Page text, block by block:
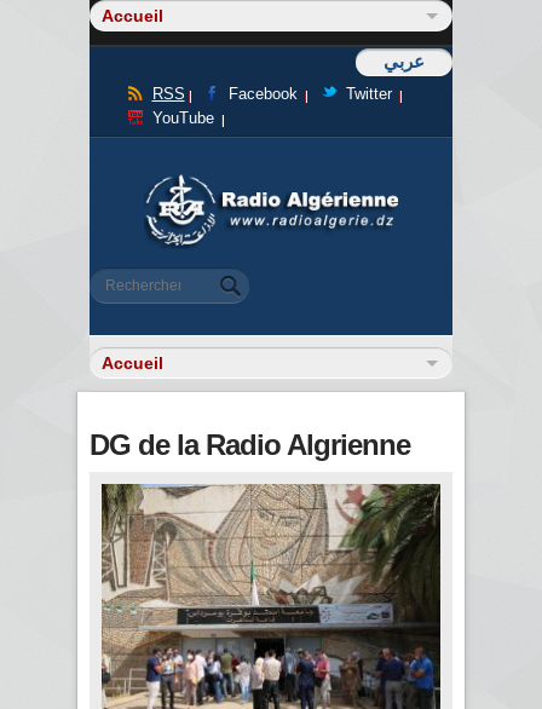
عربي
RSS Facebook
Twitter
YouTube
Formulaire de recherche
Rechercher
DG de la Radio Algrienne